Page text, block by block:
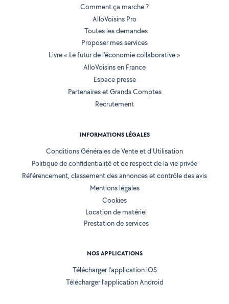
Comment ça marche ?
AlloVoisins Pro
Toutes les demandes
Proposer mes services
Livre « Le futur de l'économie collaborative »
AlloVoisins en France
Espace presse
Partenaires et Grands Comptes
Recrutement
INFORMATIONS LÉGALES
Conditions Générales de Vente et d'Utilisation
Politique de confidentialité et de respect de la vie privée
Référencement, classement des annonces et contrôle des avis
Mentions légales
Cookies
Location de matériel
Prestation de services
NOS APPLICATIONS
Télécharger l’application iOS
Télécharger l’application Android